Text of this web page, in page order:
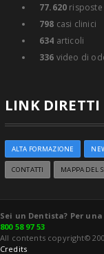
77.620
798 casi clinici
634 articoli
336 video di
LINK DIRETTI
ALTA FORMAZIONE
CONTATTI MAPPA DEL
Sei un Dentista? Per
800 58 97 53
All contents copyright©
Credits